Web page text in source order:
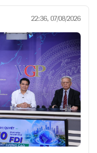
22:36, 07/08/2026